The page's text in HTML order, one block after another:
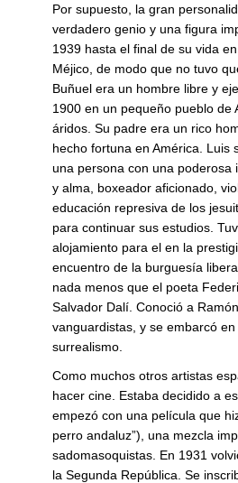
Por supuesto, la gran
verdadero genio y una figura
1939 hasta el final de su vida
Méjico, de modo que no tuvo
Buñuel era un hombre libre y
1900 en un pequeño pueblo
áridos. Su padre era un rico
hecho fortuna en América.
una persona con una poderosa
y alma, boxeador aficionado,
educación represiva de los
para continuar sus estudios.
alojamiento para el en la
encuentro de la burguesía
nada menos que el poeta
Salvador Dalí. Conoció a
vanguardistas, y se embarcó
surrealismo.
Como muchos otros artistas
hacer cine. Estaba decidido a
empezó con una película que
perro andaluz”), una mezcla
sadomasoquistas. En 1931
la Segunda República. Se